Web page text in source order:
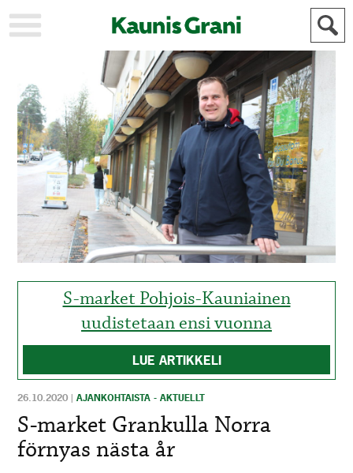
STADEN
AJANKOHTAISTA
AKTUELLT
URHEILU
IDROTT
KULTTUURI
KULTUR
HISTORIA
HISTORIA
YLEINEN
ALLMÄN
MAINOSTAJILLE
FÖR
ANNONSÖRER
S-market Pohjois-Kauniainen
uudistetaan ensi vuonna
LUE ARTIKKELI
26.10.2020 |AJANKOHTAISTA - AKTUELLT
S-market Grankulla Norra
förnyas nästa år